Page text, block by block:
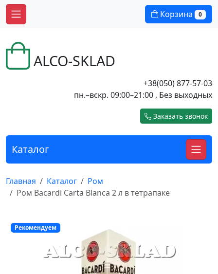
Корзина 0
ALCO-SKLAD
+38(050) 877-57-03
пн.–вскр. 09:00–21:00 , Без выходных
Заказать звонок
Каталог
Главная Каталог
Ром
Ром Bacardi Carta Blanca 2 л в тетрапаке
Рекомендуем